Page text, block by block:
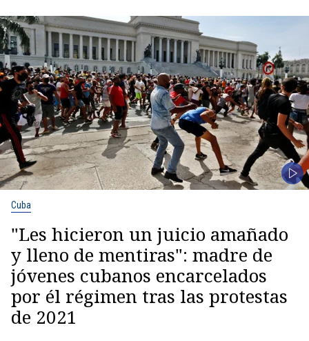
Cuba
"Les hicieron un juicio amañado
y lleno de mentiras": madre de
jóvenes cubanos encarcelados
por él régimen tras las protestas
de 2021